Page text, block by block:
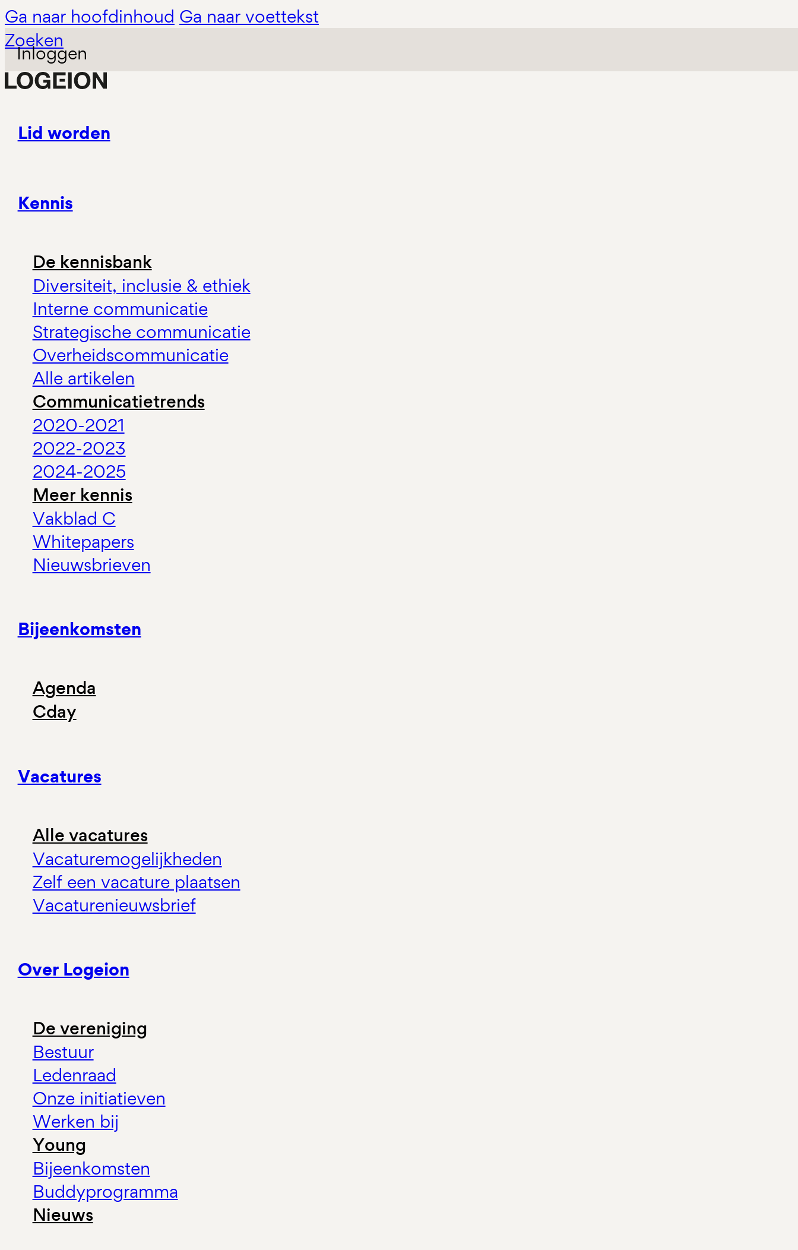
Ga naar hoofdinhoud Ga naar voettekst
Zoeken
Inloggen
Lid worden
Kennis
De kennisbank
Diversiteit, inclusie & ethiek
Interne communicatie
Strategische communicatie
Overheidscommunicatie
Alle artikelen
Communicatietrends
2020-2021
2022-2023
2024-2025
Meer kennis
Vakblad C
Whitepapers
Nieuwsbrieven
Bijeenkomsten
Agenda
Cday
Vacatures
Alle vacatures
Vacaturemogelijkheden
Zelf een vacature plaatsen
Vacaturenieuwsbrief
Over Logeion
De vereniging
Bestuur
Ledenraad
Onze initiatieven
Werken bij
Young
Bijeenkomsten
Buddyprogramma
Nieuws